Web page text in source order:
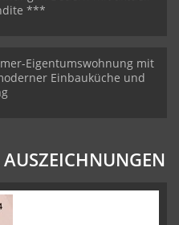
***
Eigentumswohnung mit
Einbauküche und